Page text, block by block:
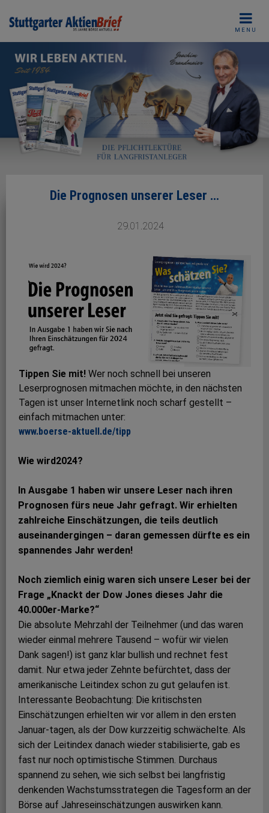
MENU
Die Prognosen unserer Leser …
29.01.2024
Tippen Sie mit!Wer noch schnell bei unseren
Leserprognosen mitmachen möchte, in den nächsten
Tagen ist unser Internetlink noch scharf gestellt –
einfach mitmachen unter:
www.boerse-aktuell.de/tipp
Wie wird2024?
In Ausgabe 1 haben wir unsere Leser nach ihren
Prognosen fürs neue Jahr gefragt. Wir erhielten
zahlreiche Ein­schätzungen, die teils deutlich
auseinandergingen – daran gemessen dürfte es ein
spannendes Jahr werden!
Noch ziemlich einig waren sich unsere Leser bei der
Frage „Knackt der Dow Jones dieses Jahr die
40.000er-Marke?“
Die absolute Mehrzahl der Teilnehmer (und das waren
wieder einmal mehrere Tausend – wofür wir vielen
Dank sagen!) ist ganz klar bullish und rechnet fest
damit. Nur etwa jeder Zehnte befürchtet, dass der
amerikanische Leitindex schon zu gut gelaufen ist.
Interessante Beobachtung: Die kritischsten
Einschätzungen erhielten wir vor allem in den ersten
Januar-­tagen, als der Dow kurzzeitig schwächelte. Als
sich der Leitindex danach wieder stabilisierte, gab es
fast nur noch optimistische Stimmen. Durchaus
spannend zu sehen, wie sich selbst bei langfristig
denkenden Wachstumsstrategen die Tagesform an der
Börse auf Jahreseinschätzungen auswirken kann.